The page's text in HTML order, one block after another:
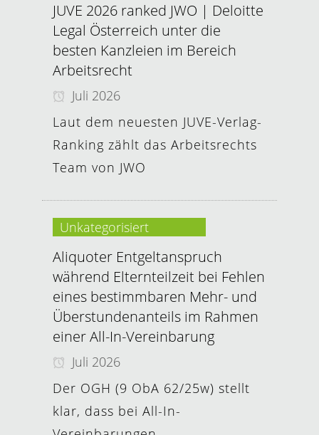
JUVE 2026 ranked JWO | Deloitte
Legal Österreich unter die
besten Kanzleien im Bereich
Arbeitsrecht
Juli 2026
Laut dem neuesten JUVE-Verlag-
Ranking zählt das Arbeitsrechts
Team von JWO
Unkategorisiert
Aliquoter Entgeltanspruch
während Elternteilzeit bei Fehlen
eines bestimmbaren Mehr- und
Überstundenanteils im Rahmen
einer All-In-Vereinbarung
Juli 2026
Der OGH (9 ObA 62/25w) stellt
klar, dass bei All-In-